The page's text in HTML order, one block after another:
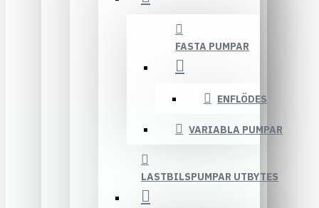
FASTA PUMPAR
ENFLÖDES
VARIABLA PUMPAR
LASTBILSPUMPAR UTBYTES